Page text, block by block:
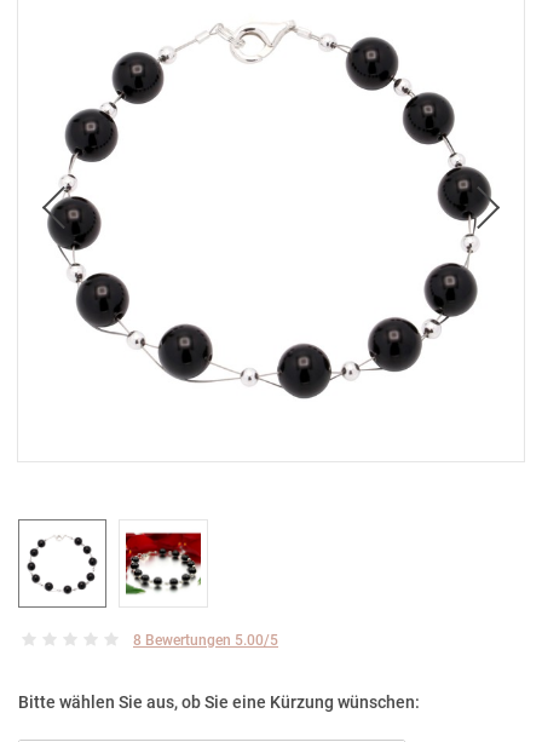
8 Bewertungen 5.00/5
Bitte wählen Sie aus, ob Sie eine Kürzung wünschen: